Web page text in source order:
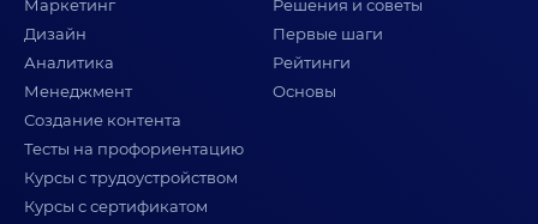
Маркетинг
Дизайн
Аналитика
Менеджмент
Создание контента
Тесты на профориентацию
Курсы с трудоустройством
Курсы с сертификатом
Решения и советы
Первые шаги
Рейтинги
Основы